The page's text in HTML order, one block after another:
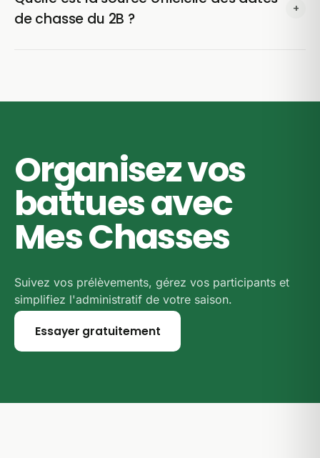
imposent des jours sans chasse (souvent le mardi ou
sortie.
de chasse du 2B ?
+
Organisez vos
battues avec
Mes Chasses
Suivez vos prélèvements, gérez vos participants et
simplifiez l'administratif de votre saison.
Essayer gratuitement